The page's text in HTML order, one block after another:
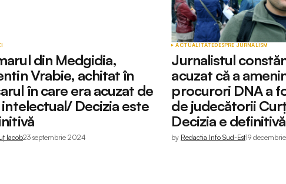
din Medgidia,
Vrabie, achitat în
în care era acuzat de
intelectual/ Decizia este
Iacob23 septembrie 2024
ACTUALITATEDESPRE JURNALISM
Jurnalistul
acuzat că a
procurori DNA a
de judecătorii
Decizia e definitivă
by Redactia Info Sud-Est19